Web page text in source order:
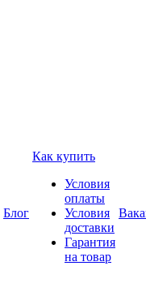
Блог
Как купить
Условия
оплаты
Условия
доставки
Гарантия
на товар